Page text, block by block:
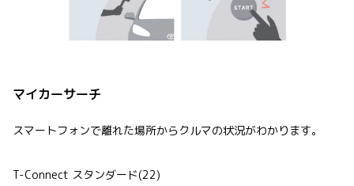
マイカーサーチ
スマートフォンで離れた場所からクルマの状況がわかります。
T-Connect スタンダード(22)